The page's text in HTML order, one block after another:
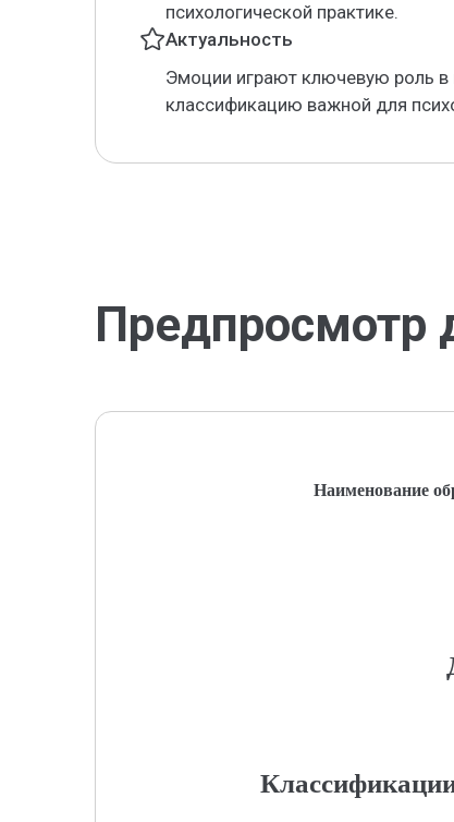
психологической практике.
Актуальность
Эмоции играют ключевую роль в
классификацию важной для
Предпросмотр
Наименование